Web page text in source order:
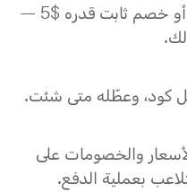
SWEET10 لخصم −10%، أو خصم ثابت قدره $5 —
لك.
كود، وعطّله متى شئت.
والخصومات على
بعملية الدفع.